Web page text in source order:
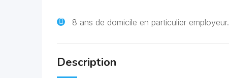
8 ans de domicile en particulier employeur.
Description